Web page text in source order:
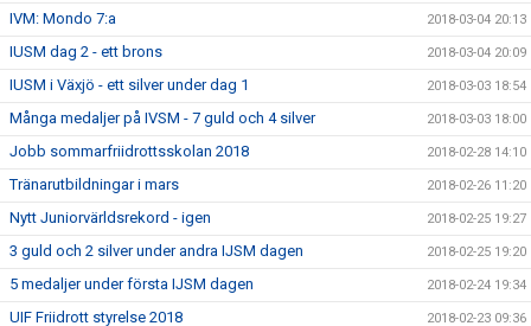
IVM: Mondo 7:a 2018-03-04 20:13
IUSM dag 2 - ett brons 2018-03-04 20:09
IUSM i Växjö - ett silver under dag 1 2018-03-03 18:54
Många medaljer på IVSM - 7 guld och 4 silver 2018-03-03 18:00
Jobb sommarfriidrottsskolan 2018 2018-02-28 14:10
Tränarutbildningar i mars 2018-02-26 11:20
Nytt Juniorvärldsrekord - igen 2018-02-25 19:27
3 guld och 2 silver under andra IJSM dagen 2018-02-25 19:20
5 medaljer under första IJSM dagen 2018-02-24 19:34
UIF Friidrott styrelse 2018 2018-02-23 09:36